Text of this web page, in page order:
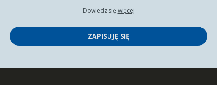
Dowiedz się więcej
ZAPISUJĘ SIĘ